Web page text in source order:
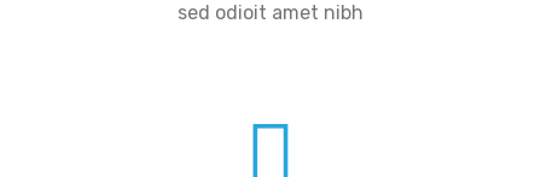
sed odioit amet nibh